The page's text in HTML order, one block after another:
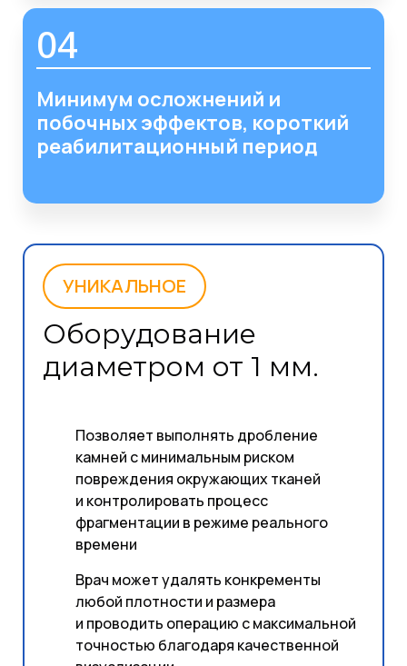
04
Минимум осложнений и
побочных эффектов, короткий
реабилитационный период
УНИКАЛЬНОЕ
Оборудование
диаметром от 1 мм.
Позволяет выполнять дробление
камней с минимальным риском
повреждения окружающих тканей
и контролировать процесс
фрагментации в режиме реального
времени
Врач может удалять конкременты
любой плотности и размера
и проводить операцию с максимальной
точностью благодаря качественной